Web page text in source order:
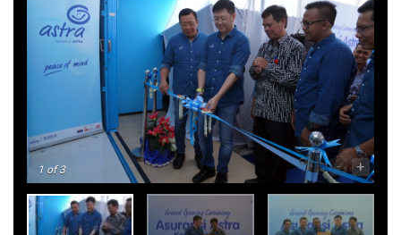
1 of 3 - +